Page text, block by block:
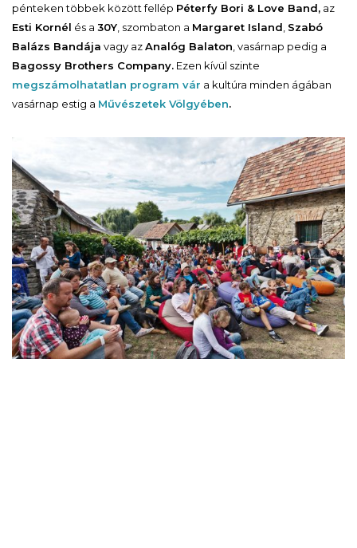
pénteken többek között fellép Péterfy Bori & Love Band, az
Esti Kornél és a 30Y , szombaton a Margaret Island Szabó
Balázs Bandája vagy azAnalóg Balaton , vasárnap pedig a
Bagossy Brothers Company. Ezen kívül szinte
megszámolhatatlan program vár a kultúra minden ágában
vasárnap estig a Művészetek Völgyében.